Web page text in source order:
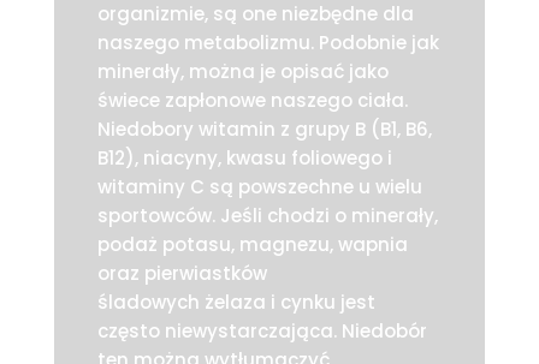
organizmie, są one niezbędne dla
naszego metabolizmu. Podobnie jak
minerały, można je opisać jako
świece zapłonowe naszego ciała.
Niedobory witamin z grupy B (B1, B6,
B12), niacyny, kwasu foliowego i
witaminy C są powszechne u wielu
sportowców. Jeśli chodzi o minerały,
podaż potasu, magnezu, wapnia
oraz pierwiastków
śladowych żelaza i cynku jest
często niewystarczająca. Niedobór